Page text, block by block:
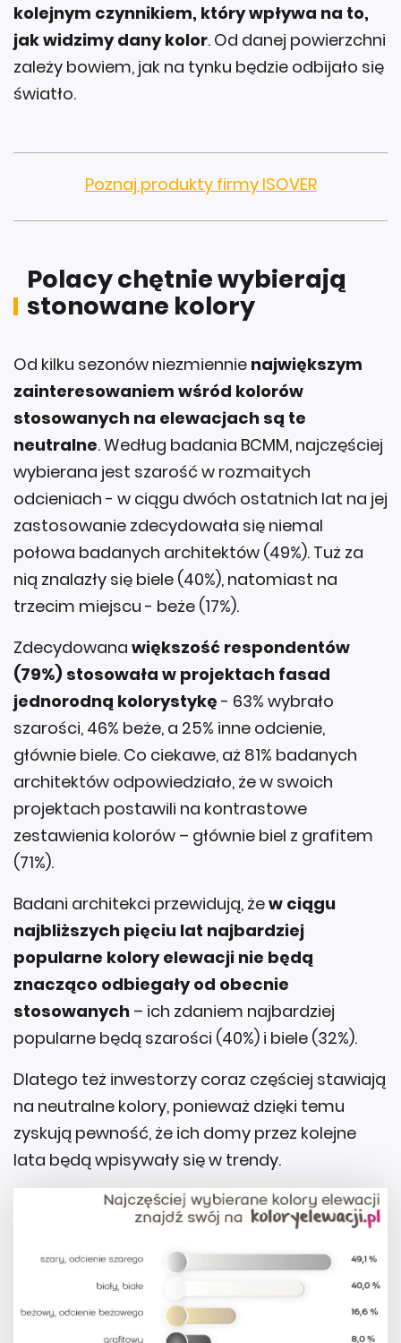
kolejnym czynnikiem, który wpływa na to,
jak widzimy dany kolor. Od danej powierzchni
zależy bowiem, jak na tynku będzie odbijało się
światło.
Poznaj produkty firmy ISOVER
Polacy chętnie wybierają
stonowane kolory
Od kilku sezonów niezmiennie największym
zainteresowaniem wśród kolorów
stosowanych na elewacjach są te
neutralne. Według badania BCMM, najczęściej
wybierana jest szarość w rozmaitych
odcieniach - w ciągu dwóch ostatnich lat na jej
zastosowanie zdecydowała się niemal
połowa badanych architektów (49%). Tuż za
nią znalazły się biele (40%), natomiast na
trzecim miejscu - beże (17%).
Zdecydowana większość respondentów
(79%) stosowała w projektach fasad
jednorodną kolorystykę - 63% wybrało
szarości, 46% beże, a 25% inne odcienie,
głównie biele. Co ciekawe, aż 81% badanych
architektów odpowiedziało, że w swoich
projektach postawili na kontrastowe
zestawienia kolorów – głównie biel z grafitem
(71%).
Badani architekci przewidują, żew ciągu
najbliższych pięciu lat najbardziej
popularne kolory elewacji nie będą
znacząco odbiegały od obecnie
stosowanych – ich zdaniem najbardziej
popularne będą szarości (40%) i biele (32%).
Dlatego też inwestorzy coraz częściej stawiają
na neutralne kolory, ponieważ dzięki temu
zyskują pewność, że ich domy przez kolejne
lata będą wpisywały się w trendy.